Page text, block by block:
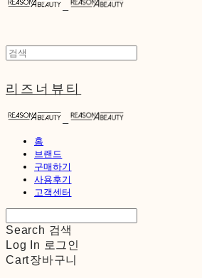
리즈너뷰티
홈
브랜드
구매하기
사용후기
고객센터
Search 검색
Log In 로그인
Cart장바구니